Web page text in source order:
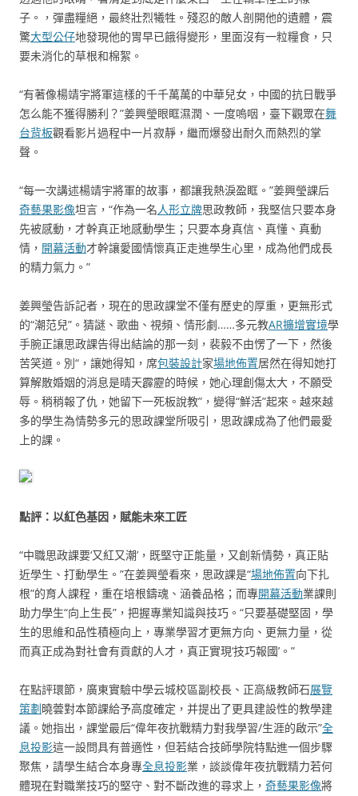
子。，彈盡糧絕，最終壯烈犧牲。殘忍的敵人剖開他的遺體，震
驚大型公仔地發現他的胃早已餓得變形，里面沒有一粒糧食，只
要未消化的草根和棉絮。
“有著像楊靖宇將軍這樣的千千萬萬的中華兒女，中國的抗日戰爭
怎么能不獲得勝利？”姜興瑩眼眶濕潤、一度嗚咽，臺下觀眾在舞
台背板觀看影片過程中一片寂靜，繼而爆發出耐久而熱烈的掌
聲。
“每一次講述楊靖宇將軍的故事，都讓我熱淚盈眶。”姜興瑩課后
奇藝果影像坦言，“作為一名人形立牌思政教師，我堅信只要本身
先被感動，才幹真正地感動學生；只要本身真信、真懂、真動
情， 開幕活動才幹讓愛國情懷真正走進學生心里，成為他們成長
的精力氣力。”
姜興瑩告訴記者，現在的思政課堂不僅有歷史的厚重，更無形式
的“潮范兒”。猜謎、歌曲、視頻、情形劇……多元教AR擴增實境學
手腕正讓思政課告得出結論的那一刻，裴毅不由愣了一下，然後
苦笑道。別“，讓她得知，席包裝設計家場地佈置居然在得知她打
算解散婚姻的消息是晴天霹靂的時候，她心理創傷太大，不願受
辱。稍稍報了仇，她留下一死板說教”，變得“鮮活”起來。越來越
多的學生為情勢多元的思政課堂所吸引，思政課成為了他們最愛
上的課。
點評：以紅色基因，賦能未來工匠
“中職思政課要‘又紅又潮’，既堅守正能量，又創新情勢，真正貼
近學生、打動學生。”在姜興瑩看來，思政課是“場地佈置向下扎
根”的育人課程，重在培根鑄魂、涵養品格；而專開幕活動業課則
助力學生“向上生長”，把握專業知識與技巧。“只要基礎堅固，學
生的思維和品性積極向上，專業學習才更無方向、更無力量，從
而真正成為對社會有貢獻的人才，真正實現‘技巧報國’。”
在點評環節，廣東實驗中學云城校區副校長、正高級教師石展覽
策劃曉蕓對本節課給予高度確定，并提出了更具建設性的教學建
議。她指出，課堂最后“偉年夜抗戰精力對我學習/生涯的啟示”全
息投影這一設問具有普適性，但若結合技師學院特點進一個步驟
聚焦，請學生結合本身專全息投影業，談談偉年夜抗戰精力若何
體現在對職業技巧的堅守、對不斷改進的尋求上， 奇藝果影像將